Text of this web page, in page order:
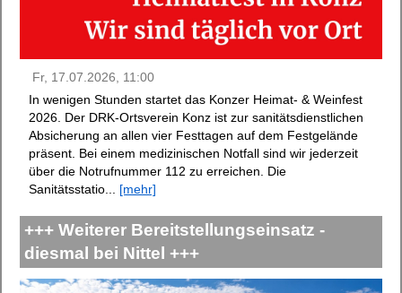
Fr, 17.07.2026, 11:00
In wenigen Stunden startet das Konzer Heimat- & Weinfest
2026. Der DRK-Ortsverein Konz ist zur sanitätsdienstlichen
Absicherung an allen vier Festtagen auf dem Festgelände
präsent. Bei einem medizinischen Notfall sind wir jederzeit
über die Notrufnummer 112 zu erreichen. Die
Sanitätsstatio... [mehr]
+++ Weiterer Bereitstellungseinsatz -
diesmal bei Nittel +++